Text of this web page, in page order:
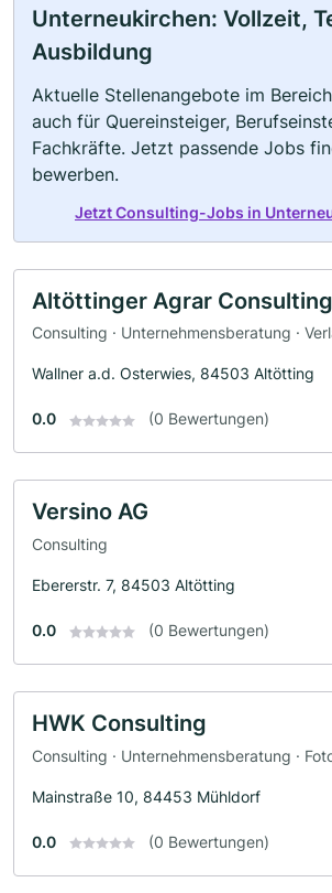
Unterneukirchen: Vollzeit,
Ausbildung
Aktuelle Stellenangebote im
auch für Quereinsteiger,
Fachkräfte. Jetzt passende Jobs
bewerben.
Jetzt Consulting-Jobs in
Altöttinger Agrar
Consulting · Unternehmensberatung ·
Wallner a.d. Osterwies, 84503 Altötting
0.0 (0 Bewertungen)
Versino AG
Consulting
Ebererstr. 7, 84503 Altötting
0.0 (0 Bewertungen)
HWK Consulting
Consulting · Unternehmensberatung ·
Mainstraße 10, 84453 Mühldorf
0.0 (0 Bewertungen)